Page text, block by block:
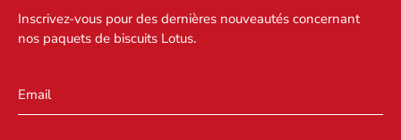
Inscrivez-vous pour des dernières nouveautés concernant
nos paquets de biscuits Lotus.